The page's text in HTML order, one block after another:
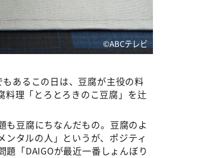
©ABCテレビ
あるこの日は、豆腐が主役の料
料理「とろとろきのこ豆腐」を辻
も豆腐にちなんだもの。豆腐のよ
タルの人」というが、ポジティ
題「DAIGOが最近一番しょんぼり